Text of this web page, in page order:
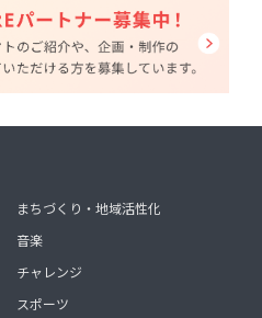
まちづくり・地域活性化
音楽
チャレンジ
スポーツ